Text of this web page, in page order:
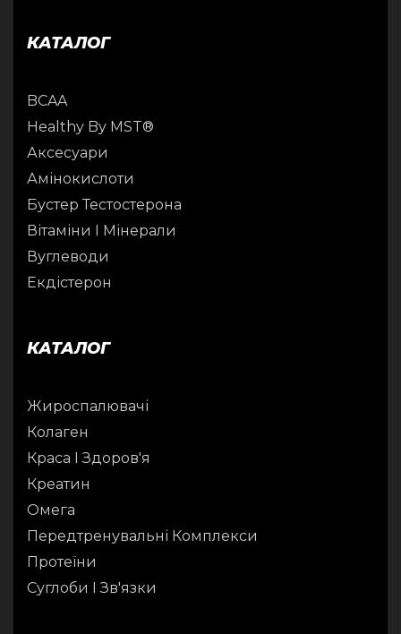
КАТАЛОГ
BCAA
Healthy By MST®
Аксесуари
Амінокислоти
Бустер Тестостерона
Вітаміни І Мінерали
Вуглеводи
Екдістерон
КАТАЛОГ
Жироспалювачі
Колаген
Краса І Здоров'я
Креатин
Омега
Передтренувальні Комплекси
Протеїни
Суглоби І Зв'язки